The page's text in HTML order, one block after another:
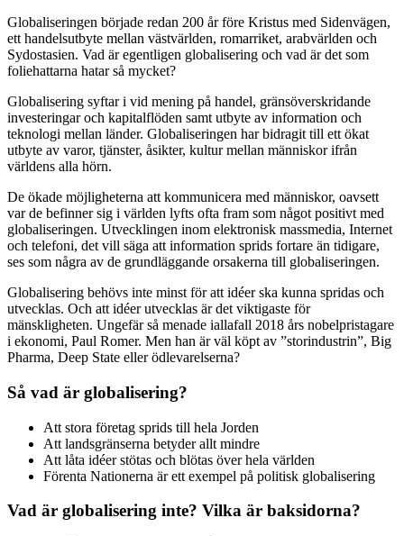
Globaliseringen började redan 200 år före Kristus med Sidenvägen,
ett handelsutbyte mellan västvärlden, romarriket, arabvärlden och
Sydostasien. Vad är egentligen globalisering och vad är det som
foliehattarna hatar så mycket?
Globalisering syftar i vid mening på handel, gränsöverskridande
investeringar och kapitalflöden samt utbyte av information och
teknologi mellan länder. Globaliseringen har bidragit till ett ökat
utbyte av varor, tjänster, åsikter, kultur mellan människor ifrån
världens alla hörn.
De ökade möjligheterna att kommunicera med människor, oavsett
var de befinner sig i världen lyfts ofta fram som något positivt med
globaliseringen. Utvecklingen inom elektronisk massmedia, Internet
och telefoni, det vill säga att information sprids fortare än tidigare,
ses som några av de grundläggande orsakerna till globaliseringen.
Globalisering behövs inte minst för att idéer ska kunna spridas och
utvecklas. Och att idéer utvecklas är det viktigaste för
mänskligheten. Ungefär så menade iallafall 2018 års nobelpristagare
i ekonomi, Paul Romer. Men han är väl köpt av ”storindustrin”, Big
Pharma, Deep State eller ödlevarelserna?
Så vad är globalisering?
Att stora företag sprids till hela Jorden
Att landsgränserna betyder allt mindre
Att låta idéer stötas och blötas över hela världen
Förenta Nationerna är ett exempel på politisk globalisering
Vad är globalisering inte? Vilka är baksidorna?